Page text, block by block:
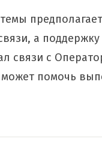
а
связи с
помочь